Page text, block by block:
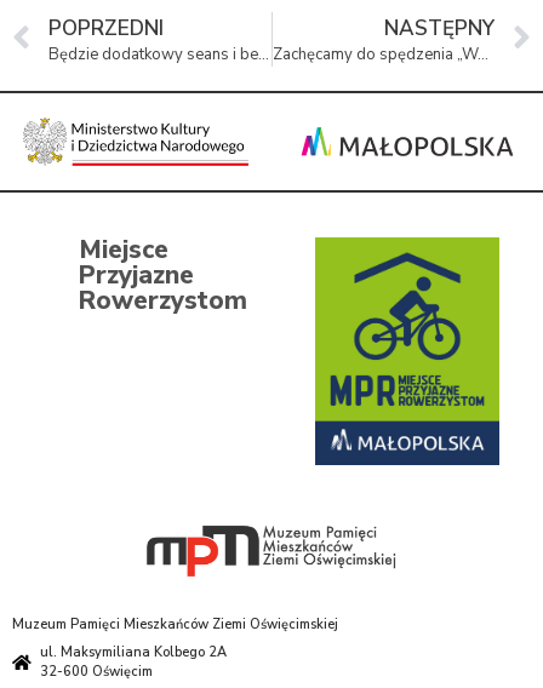
POPRZEDNI
Będzie dodatkowy seans i bezpłatne zwiedzanie
NASTĘPNY
Zachęcamy do spędzenia „Wakacji z Zabytkami”
Miejsce
Przyjazne
Rowerzystom
Muzeum Pamięci Mieszkańców Ziemi Oświęcimskiej
ul. Maksymiliana Kolbego 2A
32-600 Oświęcim